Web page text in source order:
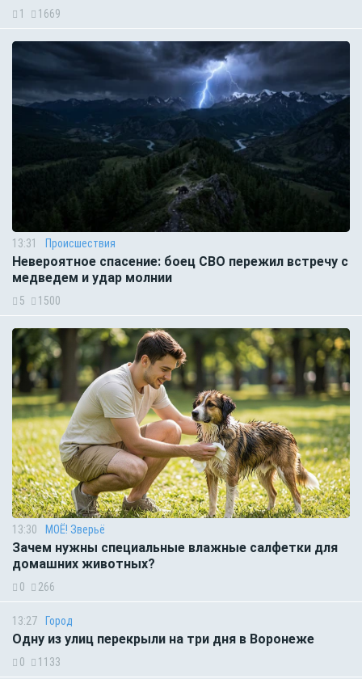
1 1669
13:31 Происшествия
Невероятное спасение: боец СВО пережил встречу с
медведем и удар молнии
5 1500
13:30 МОЁ! Зверьё
Зачем нужны специальные влажные салфетки для
домашних животных?
0 266
13:27 Город
Одну из улиц перекрыли на три дня в Воронеже
0 1133